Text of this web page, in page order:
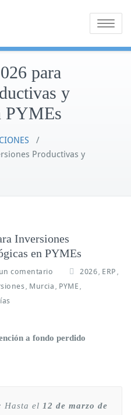
Alternar
para
y
PYMEs
/
Productivas y
Inversiones
en PYMEs
comentario 2026 ERP
Murcia PYME
a fondo perdido
Hasta el 12 de marzo de